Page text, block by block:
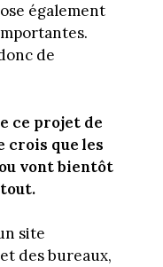
également
de
ce projet de
crois que les
vont bientôt
site
des bureaux,